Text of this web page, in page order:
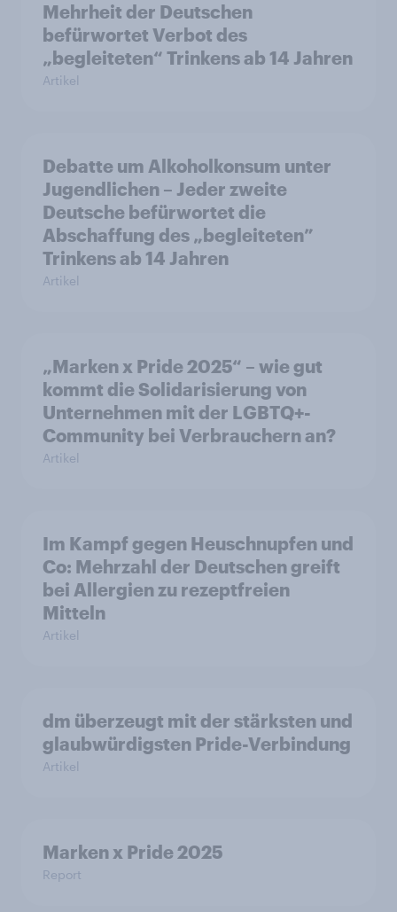
Mehrheit der Deutschen
befürwortet Verbot des
„begleiteten“ Trinkens ab 14 Jahren
Artikel
Debatte um Alkoholkonsum unter
Jugendlichen – Jeder zweite
Deutsche befürwortet die
Abschaffung des „begleiteten”
Trinkens ab 14 Jahren
Artikel
„Marken x Pride 2025“ – wie gut
kommt die Solidarisierung von
Unternehmen mit der LGBTQ+-
Community bei Verbrauchern an?
Artikel
Im Kampf gegen Heuschnupfen und
Co: Mehrzahl der Deutschen greift
bei Allergien zu rezeptfreien
Mitteln
Artikel
dm überzeugt mit der stärksten und
glaubwürdigsten Pride-Verbindung
Artikel
Marken x Pride 2025
Report